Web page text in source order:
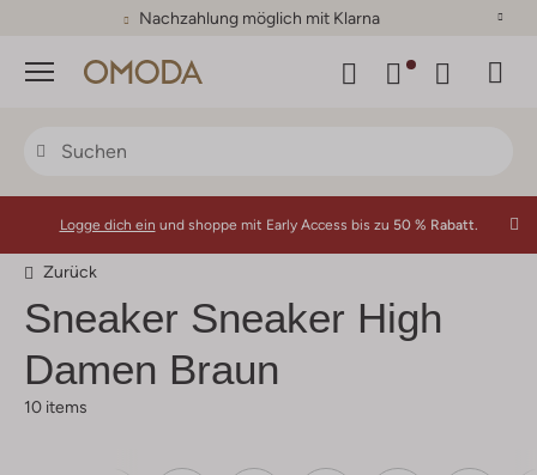
Nachzahlung möglich mit Klarna
Menü
Logge dich ein und shoppe mit Early Access bis zu 50 % Rabatt.
Zurück
Sneaker Sneaker High
Damen Braun
10 items